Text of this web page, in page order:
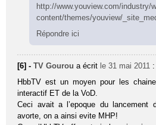
http://www.youview.com/industry/
content/themes/youview/
Répondre ici
[6] -TV Gourou a écrit le 31 mai 2011 :
HbbTV est un moyen pour les
interactif ET de la VoD.
Ceci avait a l’epoque du
avorte, on a ainsi evite MHP!